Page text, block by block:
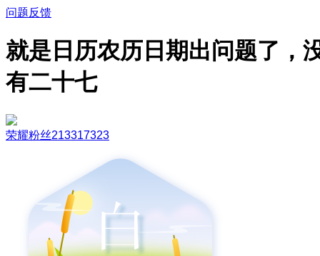
问题反馈
就是日历农历日期出问题了，
有二十七
荣耀粉丝213317323